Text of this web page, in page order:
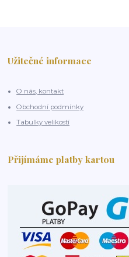
Užitečné informace
O nás, kontakt
Obchodní podmínky
Tabulky velikostí
Přijímáme platby kartou